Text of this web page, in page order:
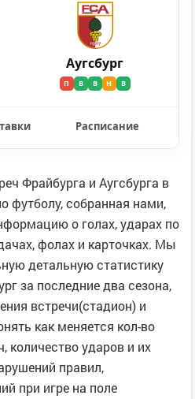
Аугсбург
П В В Н В
Расписание
Фрайбурга и Аугсбурга в
футболу, собранная нами,
о голах, ударах по
фолах и карточках. Мы
детальную статистику
за последние два сезона,
встречи(стадион) и
как меняется кол-во
количество ударов и их
правил,
при игре на поле